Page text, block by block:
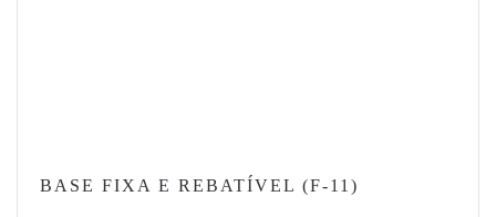
BASE FIXA E REBATÍVEL (F-11)